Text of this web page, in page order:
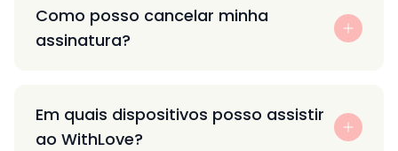
Como posso cancelar minha
assinatura?
Em quais dispositivos posso assistir
ao WithLove?